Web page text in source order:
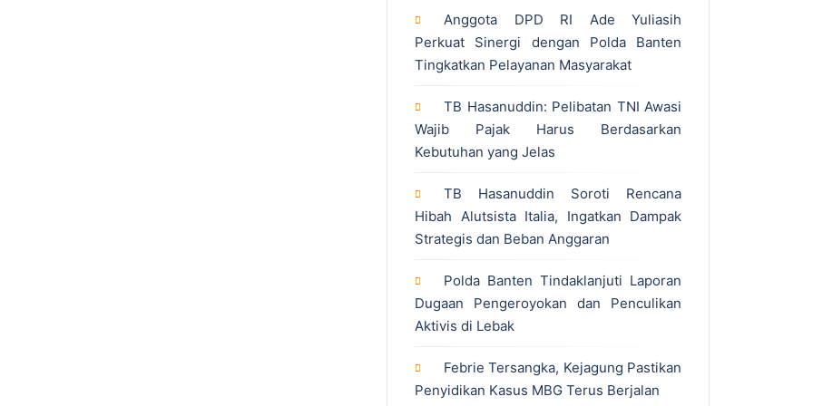
Anggota DPD RI Ade Yuliasih
Perkuat Sinergi dengan Polda Banten
Tingkatkan Pelayanan Masyarakat
TB Hasanuddin: Pelibatan TNI Awasi
Wajib Pajak Harus Berdasarkan
Kebutuhan yang Jelas
TB Hasanuddin Soroti Rencana
Hibah Alutsista Italia, Ingatkan Dampak
Strategis dan Beban Anggaran
Polda Banten Tindaklanjuti Laporan
Dugaan Pengeroyokan dan Penculikan
Aktivis di Lebak
Febrie Tersangka, Kejagung Pastikan
Penyidikan Kasus MBG Terus Berjalan